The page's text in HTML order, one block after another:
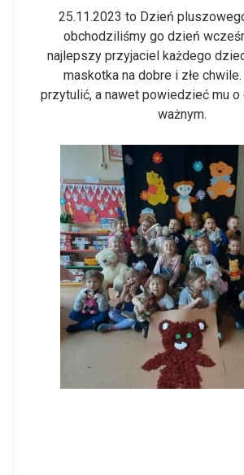
25.11.2023 to Dzień
obchodziliśmy go dzień
najlepszy przyjaciel każdego
maskotka na dobre i złe
przytulić, a nawet powiedzieć mu
ważnym.